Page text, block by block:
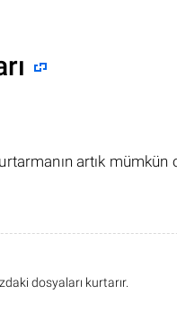
artık mümkün
dosyaları kurtarır.